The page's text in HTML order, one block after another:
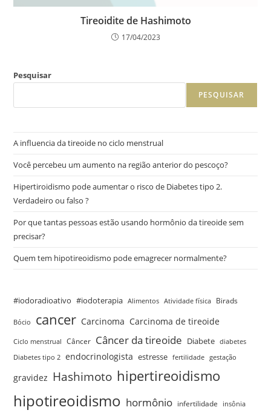
Tireoidite de Hashimoto
17/04/2023
Pesquisar
PESQUISAR
A influencia da tireoide no ciclo menstrual
Você percebeu um aumento na região anterior do pescoço?
Hipertiroidismo pode aumentar o risco de Diabetes tipo 2.
Verdadeiro ou falso ?
Por que tantas pessoas estão usando hormônio da tireoide sem
precisar?
Quem tem hipotireoidismo pode emagrecer normalmente?
#iodoradioativo #iodoterapia Alimentos Atividade física Birads
Bócio cancer Carcinoma Carcinoma de tireoide
Ciclo menstrual Câncer Câncer da tireoide Diabete
diabetes
Diabetes tipo 2
endocrinologista estresse fertilidade gestação
gravidez Hashimoto hipertireoidismo
hipotireoidismo hormônio infertilidade insônia